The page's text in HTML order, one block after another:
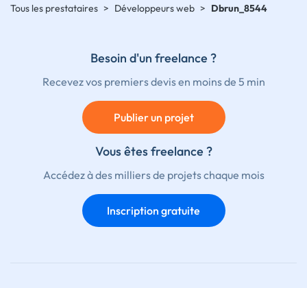
Tous les prestataires > Développeurs web > Dbrun_8544
Besoin d'un freelance ?
Recevez vos premiers devis en moins de 5 min
Publier un projet
Vous êtes freelance ?
Accédez à des milliers de projets chaque mois
Inscription gratuite